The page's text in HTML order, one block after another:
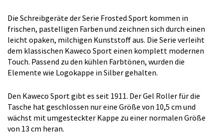
Die Schreibgeräte der Serie Frosted Sport kommen in
frischen, pastelligen Farben und zeichnen sich durch einen
leicht opaken, milchigen Kunststoff aus. Die Serie verleiht
dem klassischen Kaweco Sport einen komplett modernen
Touch. Passend zu den kühlen Farbtönen, wurden die
Elemente wie Logokappe in Silber gehalten.
Den Kaweco Sport gibt es seit 1911. Der Gel Roller für die
Tasche hat geschlossen nur eine Größe von 10,5 cm und
wächst mit umgesteckter Kappe zu einer normalen Größe
von 13 cm heran.